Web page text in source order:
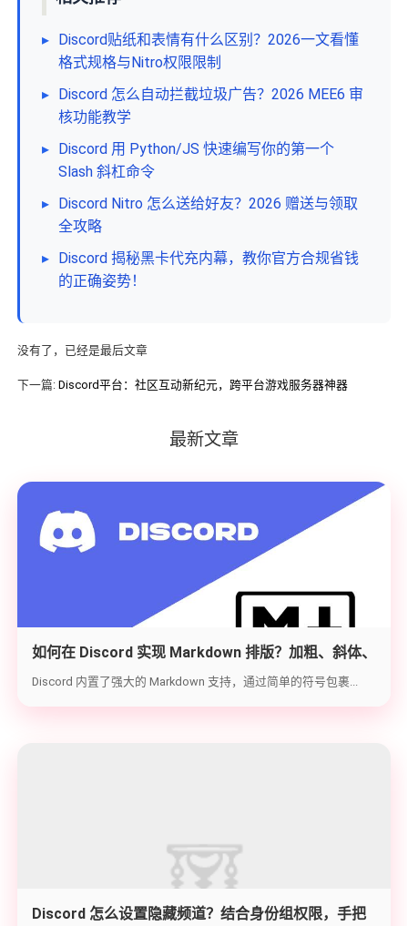
▸ Discord贴纸和表情有什么区别？2026一文看懂
格式规格与Nitro权限限制
▸ Discord 怎么自动拦截垃圾广告？2026 MEE6 审
核功能教学
▸ Discord 用 Python/JS 快速编写你的第一个
Slash 斜杠命令
▸ Discord Nitro 怎么送给好友？2026 赠送与领取
全攻略
▸ Discord 揭秘黑卡代充内幕，教你官方合规省钱
的正确姿势！
没有了，已经是最后文章
下一篇: Discord平台：社区互动新纪元，跨平台游戏服务器神器
最新文章
如何在 Discord 实现 Markdown 排版？加粗、斜体、
代码块与隐藏文字教学
Discord 内置了强大的 Markdown 支持，通过简单的符号包裹...
Discord 怎么设置隐藏频道？结合身份组权限，手把